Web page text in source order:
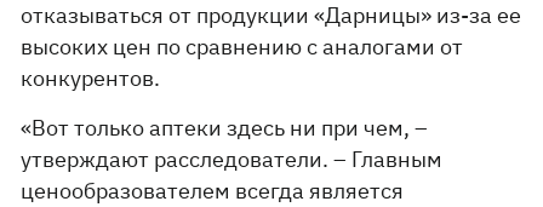
отказываться от продукции «Дарницы» из-за ее
высоких цен по сравнению с аналогами от
конкурентов.
«Вот только аптеки здесь ни при чем, –
утверждают расследователи. – Главным
ценообразователем всегда является